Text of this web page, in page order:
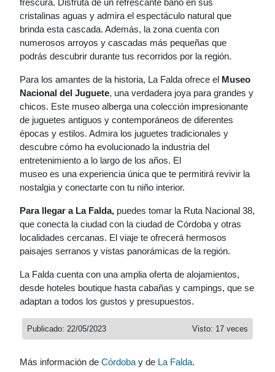
frescura. Disfruta de un refrescante baño en sus
cristalinas aguas y admira el espectáculo natural que
brinda esta cascada. Además, la zona cuenta con
numerosos arroyos y cascadas más pequeñas que
podrás descubrir durante tus recorridos por la región.
Para los amantes de la historia, La Falda ofrece el Museo
Nacional del Juguete, una verdadera joya para grandes y
chicos. Este museo alberga una colección impresionante
de juguetes antiguos y contemporáneos de diferentes
épocas y estilos. Admira los juguetes tradicionales y
descubre cómo ha evolucionado la industria del
entretenimiento a lo largo de los años. El
museo es una experiencia única que te permitirá revivir la
nostalgia y conectarte con tu niño interior.
Para llegar a La Falda, puedes tomar la Ruta Nacional 38,
que conecta la ciudad con la ciudad de Córdoba y otras
localidades cercanas. El viaje te ofrecerá hermosos
paisajes serranos y vistas panorámicas de la región.
La Falda cuenta con una amplia oferta de alojamientos,
desde hoteles boutique hasta cabañas y campings, que se
adaptan a todos los gustos y presupuestos.
Visto: 17 veces
Publicado: 22/05/2023
Más información de Córdoba y de La Falda.